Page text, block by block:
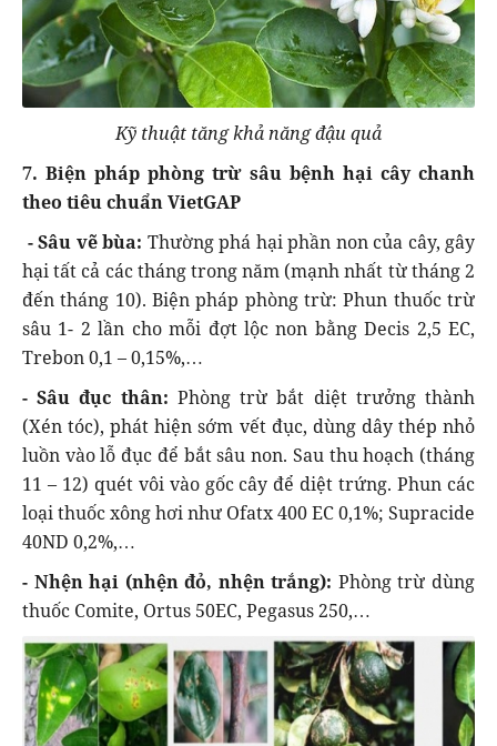
Kỹ thuật tăng khả năng đậu quả
7. Biện pháp phòng trừ sâu bệnh hại cây chanh
theo tiêu chuẩn VietGAP
- Sâu vẽ bùa: Thường phá hại phần non của cây, gây
hại tất cả các tháng trong năm (mạnh nhất từ tháng 2
đến tháng 10). Biện pháp phòng trừ: Phun thuốc trừ
sâu 1- 2 lần cho mỗi đợt lộc non bằng Decis 2,5 EC,
Trebon 0,1 – 0,15%,…
- Sâu đục thân: Phòng trừ bắt diệt trưởng thành
(Xén tóc), phát hiện sớm vết đục, dùng dây thép nhỏ
luồn vào lỗ đục để bắt sâu non. Sau thu hoạch (tháng
11 – 12) quét vôi vào gốc cây để diệt trứng. Phun các
loại thuốc xông hơi như Ofatx 400 EC 0,1%; Supracide
40ND 0,2%,…
- Nhện hại (nhện đỏ, nhện trắng): Phòng trừ dùng
thuốc Comite, Ortus 50EC, Pegasus 250,…